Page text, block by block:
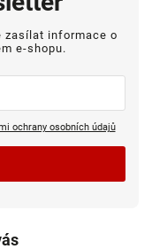
zasílat informace o
e-shopu.
ochrany osobních údajů